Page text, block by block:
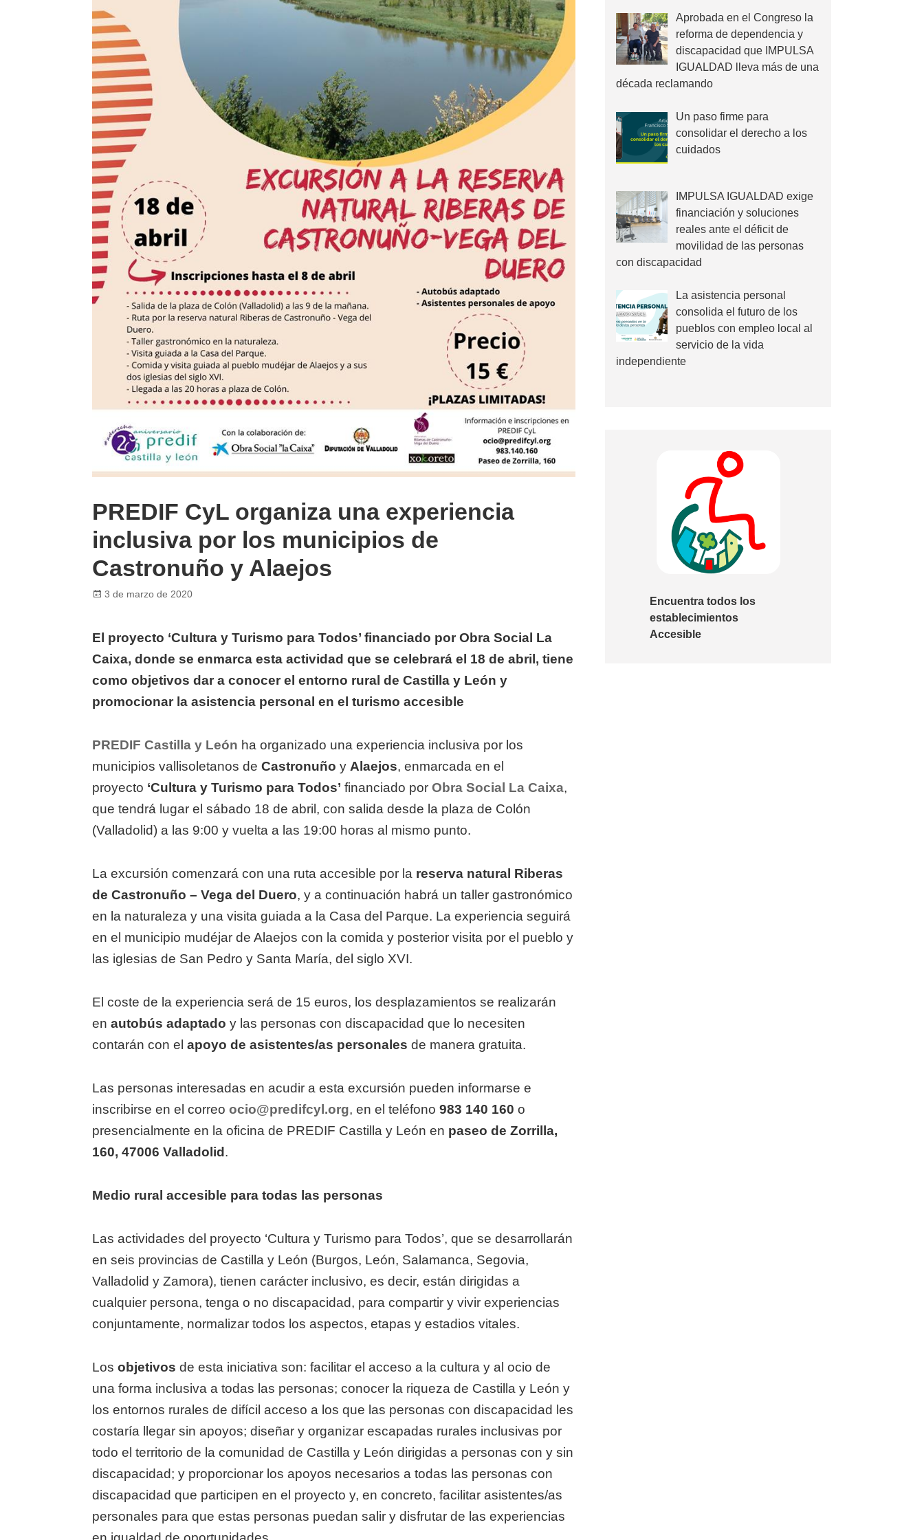
PREDIF CyL organiza una experiencia
inclusiva por los municipios de
Castronuño y Alaejos
Posted
3 de marzo de 2020
El proyecto ‘Cultura y Turismo para Todos’ financiado por Obra Social La
Caixa, donde se enmarca esta actividad que se celebrará el 18 de abril, tiene
como objetivos dar a conocer el entorno rural de Castilla y León y
promocionar la asistencia personal en el turismo accesible
PREDIF Castilla y León ha organizado una experiencia inclusiva por los
municipios vallisoletanos deCastronuño y Alaejos, enmarcada en el
proyecto ‘Cultura y Turismo para Todos’ financiado porObra Social La Caixa,
que tendrá lugar el sábado 18 de abril, con salida desde la plaza de Colón
(Valladolid) a las 9:00 y vuelta a las 19:00 horas al mismo punto.
La excursión comenzará con una ruta accesible por la reserva natural Riberas
de Castronuño – Vega del Duero, y a continuación habrá un taller gastronómico
en la naturaleza y una visita guiada a la Casa del Parque. La experiencia seguirá
en el municipio mudéjar de Alaejos con la comida y posterior visita por el pueblo y
las iglesias de San Pedro y Santa María, del siglo XVI.
El coste de la experiencia será de 15 euros, los desplazamientos se realizarán
enautobús adaptado y las personas con discapacidad que lo necesiten
contarán con elapoyo de asistentes/as personales de manera gratuita.
Las personas interesadas en acudir a esta excursión pueden informarse e
inscribirse en el correoocio@predifcyl.org, en el teléfono983 140 160 o
presencialmente en la oficina de PREDIF Castilla y León en paseo de Zorrilla,
160, 47006 Valladolid.
Medio rural accesible para todas las personas
Las actividades del proyecto ‘Cultura y Turismo para Todos’, que se desarrollarán
en seis provincias de Castilla y León (Burgos, León, Salamanca, Segovia,
Valladolid y Zamora), tienen carácter inclusivo, es decir, están dirigidas a
cualquier persona, tenga o no discapacidad, para compartir y vivir experiencias
conjuntamente, normalizar todos los aspectos, etapas y estadios vitales.
Losobjetivos de esta iniciativa son: facilitar el acceso a la cultura y al ocio de
una forma inclusiva a todas las personas; conocer la riqueza de Castilla y León y
los entornos rurales de difícil acceso a los que las personas con discapacidad les
costaría llegar sin apoyos; diseñar y organizar escapadas rurales inclusivas por
todo el territorio de la comunidad de Castilla y León dirigidas a personas con y sin
discapacidad; y proporcionar los apoyos necesarios a todas las personas con
discapacidad que participen en el proyecto y, en concreto, facilitar asistentes/as
personales para que estas personas puedan salir y disfrutar de las experiencias
Aprobada en el Congreso la
reforma de dependencia y
discapacidad que IMPULSA
IGUALDAD lleva más de una
década reclamando
Un paso firme para
consolidar el derecho a los
cuidados
IMPULSA IGUALDAD exige
financiación y soluciones
reales ante el déficit de
movilidad de las personas
con discapacidad
La asistencia personal
consolida el futuro de los
pueblos con empleo local al
servicio de la vida
independiente
Encuentra todos los
establecimientos
Accesible